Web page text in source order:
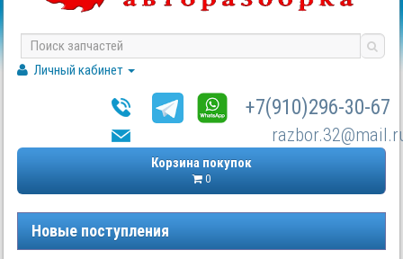
Личный кабинет
+7(910)296-30-67
Корзина покупок
0
Новые поступления